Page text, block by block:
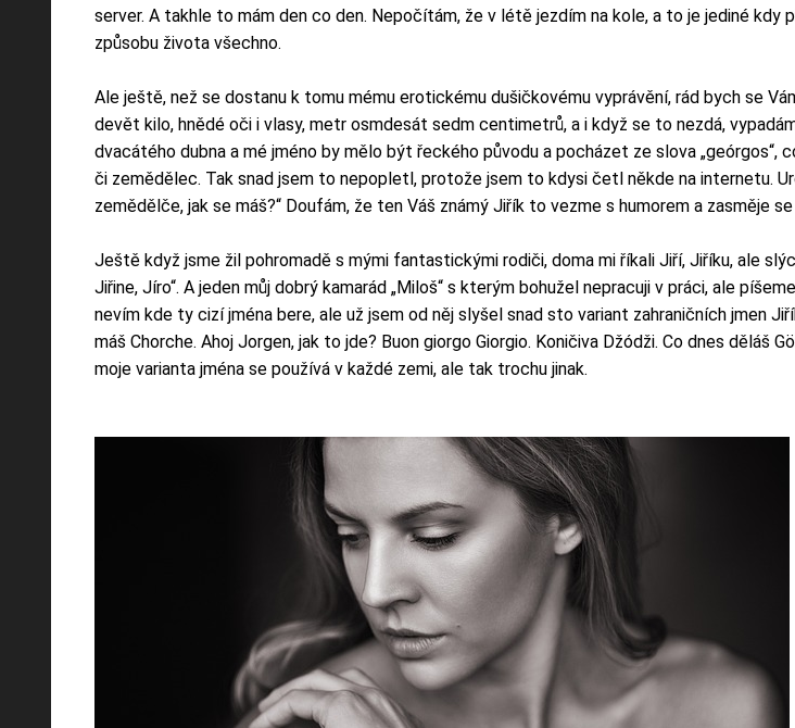
server. A takhle to mám den co den. Nepočítám, že v létě jezdím na kole, a to je jediné kdy
způsobu života všechno.
Ale ještě, než se dostanu k tomu mému erotickému dušičkovému vyprávění, rád bych se
devět kilo, hnědé oči i vlasy, metr osmdesát sedm centimetrů, a i když se to nezdá,
dvacátého dubna a mé jméno by mělo být řeckého původu a pocházet ze slova „geórgos“,
či zemědělec. Tak snad jsem to nepopletl, protože jsem to kdysi četl někde na internetu.
zemědělče, jak se máš?“ Doufám, že ten Váš známý Jiřík to vezme s humorem a zasměje
Ještě když jsme žil pohromadě s mými fantastickými rodiči, doma mi říkali Jiří, Jiříku, ale
Jiřine, Jíro“. A jeden můj dobrý kamarád „Miloš“ s kterým bohužel nepracuji v práci, ale
nevím kde ty cizí jména bere, ale už jsem od něj slyšel snad sto variant zahraničních jmen
máš Chorche. Ahoj Jorgen, jak to jde? Buon giorgo Giorgio. Koničiva Džódži. Co dnes děláš
moje varianta jména se používá v každé zemi, ale tak trochu jinak.